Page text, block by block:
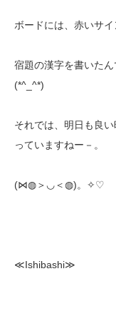
ボードには、赤いサ
宿題の漢字を書いたん
(*^_^*)
それでは、明日も良
っていますねー－。
(⋈◍＞◡＜◍)。✧♡
≪Ishibashi≫